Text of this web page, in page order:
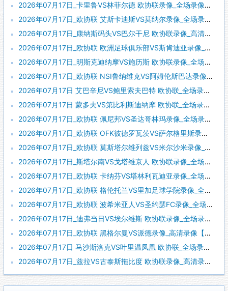
2026年07月17日_卡里鲁VS林菲尔德 欧协联录像_全场录像【高清回放】
2026年07月17日_欧协联 艾斯卡迪斯VS莫纳尔录像_全场录像【视频集锦】
2026年07月17日_康纳斯码头VS巴尔干尼 欧协联录像_高清录像【全场回放】
2026年07月17日_欧协联 欧洲足球俱乐部VS斯肯迪亚录像_全场录像【高清回放】
2026年07月17日_明斯克迪纳摩VS施历斯 欧协联录像_全场录像【视频集锦】
2026年07月17日_欧协联 NSI鲁纳维克VS阿姆伦斯巴达录像_全场录像【高清回放】
2026年07月17日 艾巴辛尼VS鲍里索夫巴特 欧协联_全场录像【视频集锦】
2026年07月17日 蒙多夫VS第比利斯迪纳摩 欧协联_全场录像【全场回放】
2026年07月17日_欧协联 佩尼邦VS圣达哥林玛录像_全场录像【高清回放】
2026年07月17日_欧协联 OFK彼德罗瓦茨VS萨尔格里斯录像_全场录像【视频集锦】
2026年07月17日_欧协联 莫斯塔尔维列兹VS米尔沙米录像_高清录像【全场回放】
2026年07月17日_斯塔尔南VS戈塔维京人 欧协联录像_全场录像【高清回放】
2026年07月17日_欧协联 卡纳芬VS塔林利瓦迪亚录像_全场录像【高清回放】
2026年07月17日_欧协联 格伦托兰VS里加足球学院录像_全场录像【高清回放】
2026年07月17日_欧协联 波希米亚人VS圣约瑟FC录像_全场录像【视频集锦】
2026年07月17日_迪弗当日VS埃尔维斯 欧协联录像_全场录像【高清回放】
2026年07月17日_欧协联 黑格尔曼VS派德录像_高清录像【全场回放】
2026年07月17日 马沙斯洛克VS叶里温凤凰 欧协联_全场录像【视频集锦】
2026年07月17日_兹拉VS古泰斯拖比度 欧协联录像_高清录像【全场回放】